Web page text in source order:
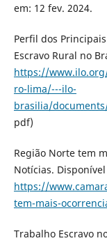
em: 12 fev. 2024.
Perfil dos Principais
Escravo Rural no
https://
ro-lima/---ilo-
brasilia/
pdf)
Região Norte tem
Notícias.
https://
tem-mais-
Trabalho Escravo